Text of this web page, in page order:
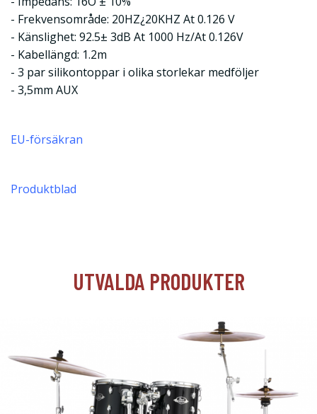
- Frekvensområde: 20HZ¿20KHZ At 0.126 V
- Känslighet: 92.5± 3dB At 1000 Hz/At 0.126V
- Kabellängd: 1.2m
- 3 par silikontoppar i olika storlekar medföljer
- 3,5mm AUX
EU-försäkran
Produktblad
UTVALDA PRODUKTER